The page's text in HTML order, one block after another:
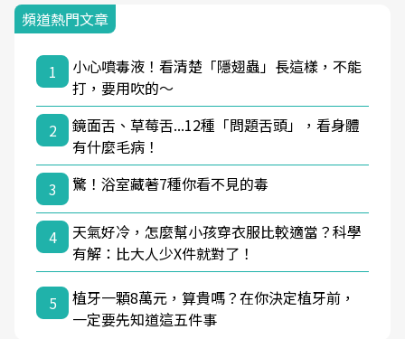
頻道熱門文章
1
小心噴毒液！看清楚「隱翅蟲」長這樣，不能
打，要用吹的～
2
鏡面舌、草莓舌...12種「問題舌頭」，看身體
有什麼毛病！
3
驚！浴室藏著7種你看不見的毒
4
天氣好冷，怎麼幫小孩穿衣服比較適當？科學
有解：比大人少X件就對了！
5
植牙一顆8萬元，算貴嗎？在你決定植牙前，
一定要先知道這五件事